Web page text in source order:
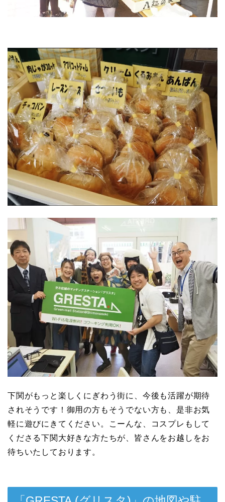
下関がもっと楽しくにぎわう街に、今後も活躍が期待
されそうです！御用の方もそうでない方も、是非お気
軽に遊びにきてください。こーんな、コスプレもして
くださる下関大好きな方たちが、皆さんをお越しをお
待ちいたしております。